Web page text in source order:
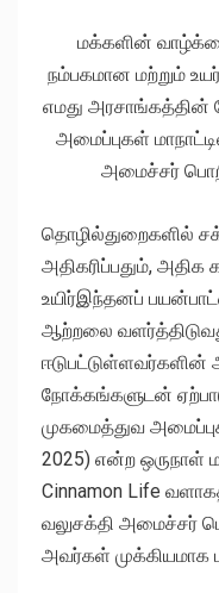
மக்களின்
நம்பகமான மற்றும்
எமது அரசாங்கத்தின்
அமைப்புகள்
அமைச்சர்
தொழில்துறைகளில்
அதிகரிப்பதும்,
உயிர்இந்தனப்
ஆற்றலை
ஈடுபட்டுள்ளவர்களின்
நோக்கங்களுடன்
முகமைத்துவ
2025) என்ற ஒருநாள்
Cinnamon Life
வலுசக்தி அமைச்சர்
அவர்கள் முக்கியமாக